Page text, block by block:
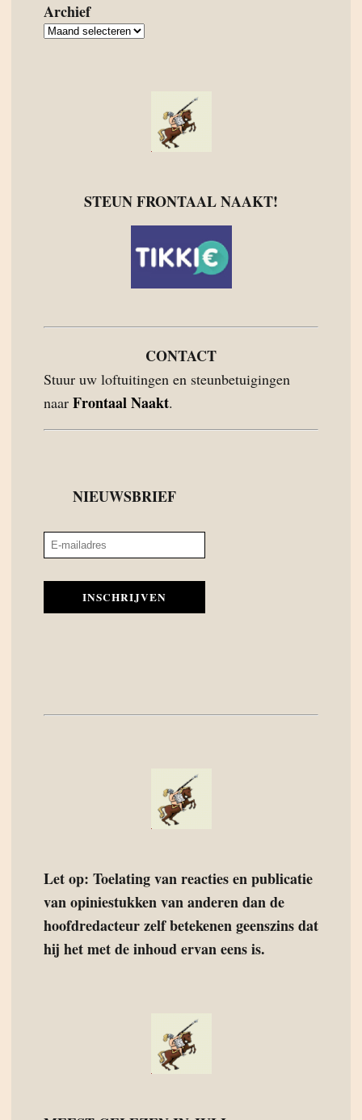
Archief
Archief
STEUN FRONTAAL NAAKT!
CONTACT
Stuur uw loftuitingen en steunbetuigingen
naar Frontaal Naakt.
NIEUWSBRIEF
INSCHRIJVEN
Let op: Toelating van reacties en publicatie
van opiniestukken van anderen dan de
hoofdredacteur zelf betekenen geenszins dat
hij het met de inhoud ervan eens is.